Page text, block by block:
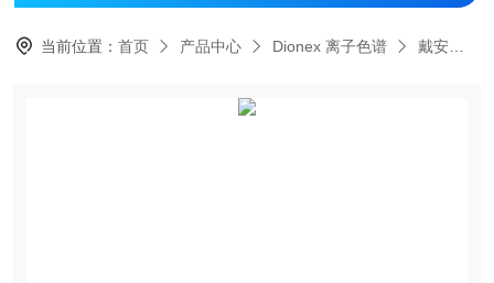
当前位置：首页 产品中心 Dionex 离子色谱 戴安离子色谱配件耗材